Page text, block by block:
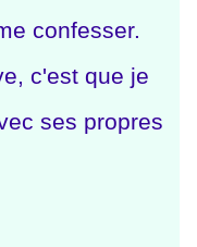
confesser.
c'est que je
ses propres